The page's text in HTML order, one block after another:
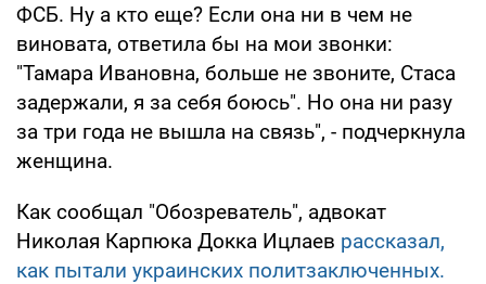
ФСБ. Ну а кто еще? Если она ни в чем не
виновата, ответила бы на мои звонки:
"Тамара Ивановна, больше не звоните, Стаса
задержали, я за себя боюсь". Но она ни разу
за три года не вышла на связь", - подчеркнула
женщина.
Как сообщал "Обозреватель", адвокат
Николая Карпюка Докка Ицлаев рассказал,
как пытали украинских политзаключенных.